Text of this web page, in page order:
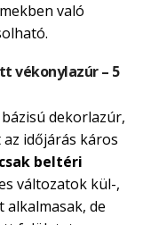
való
vékonylazúr – 5
dekorlazúr,
időjárás káros
beltéri
változatok kül-,
de